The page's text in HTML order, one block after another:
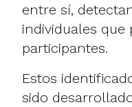
entre sí,
individuales
participantes.
Estos
sido